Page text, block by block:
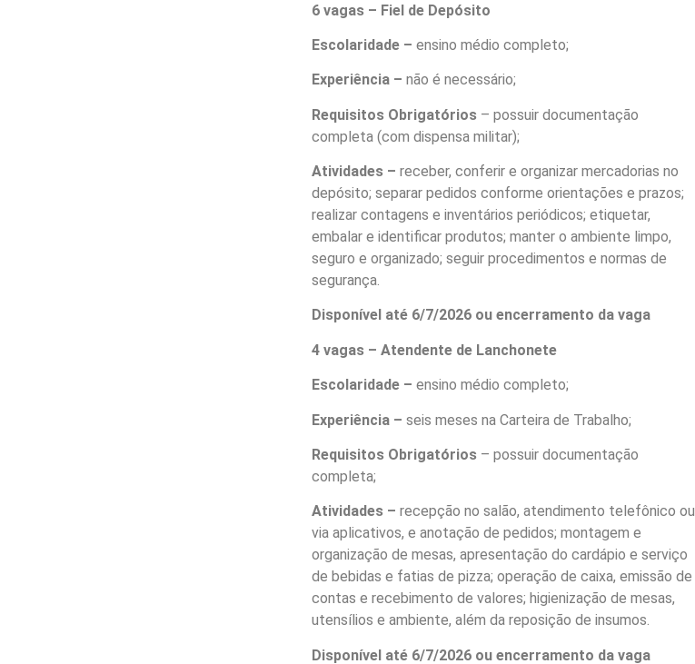
6 vagas – Fiel de Depósito
Escolaridade – ensino médio completo;
Experiência – não é necessário;
Requisitos Obrigatórios – possuir documentação
completa (com dispensa militar);
Atividades – receber, conferir e organizar mercadorias no
depósito; separar pedidos conforme orientações e prazos;
realizar contagens e inventários periódicos; etiquetar,
embalar e identificar produtos; manter o ambiente limpo,
seguro e organizado; seguir procedimentos e normas de
segurança.
Disponível até 6/7/2026 ou encerramento da vaga
4 vagas – Atendente de Lanchonete
Escolaridade – ensino médio completo;
Experiência – seis meses na Carteira de Trabalho;
Requisitos Obrigatórios – possuir documentação
completa;
Atividades – recepção no salão, atendimento telefônico ou
via aplicativos, e anotação de pedidos; montagem e
organização de mesas, apresentação do cardápio e serviço
de bebidas e fatias de pizza; operação de caixa, emissão de
contas e recebimento de valores; higienização de mesas,
utensílios e ambiente, além da reposição de insumos.
Disponível até 6/7/2026 ou encerramento da vaga